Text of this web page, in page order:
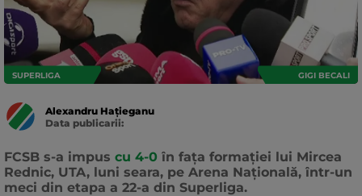
SUPERLIGA GIGI BECALI
Alexandru Hațieganu
Data publicarii:
FCSB s-a impus cu 4-0 în fața formației lui Mircea
Rednic, UTA, luni seara, pe Arena Națională, într-un
meci din etapa a 22-a din Superliga.